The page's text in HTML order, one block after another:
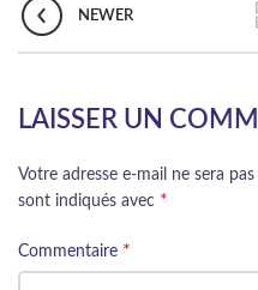
NEWER
LAISSER UN
Votre adresse e-mail ne sera
sont indiqués avec *
Commentaire *